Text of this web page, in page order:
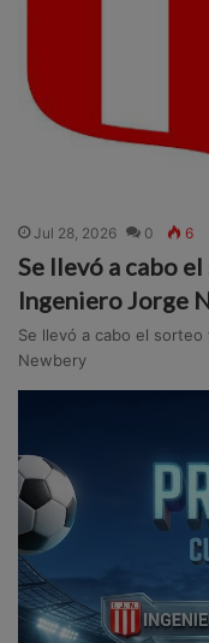
Jul 28, 2026 0 6
Se llevó a cabo
Ingeniero Jorge
Se llevó a cabo el
Newbery